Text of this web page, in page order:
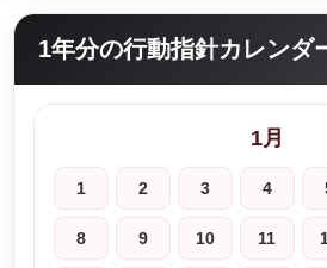
1年分の行動指針カレンダ
1月
1 2 3 4
8 9 10 11